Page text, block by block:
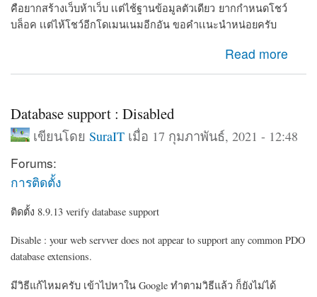
คือยากสร้างเว็บห้าเว็บ เเต่ไช้ฐานข้อมูลตัวเดียว ยากกำหนดโชว์
บล็อค เเต่ไห้โชว์อีกโดเมนเนมอีกอัน ขอคำเเนะนำหน่อยครับ
Read more
about กำหนดโชว์บล็อค อีกโดเมนเนมอีกอัน
Database support : Disabled
เขียนโดย SuraITเมื่อ 17 กุมภาพันธ์, 2021 - 12:48
Forums:
การติดตั้ง
ติดตั้ง 8.9.13 verify database support
Disable : your web servver does not appear to support any common PDO
database extensions.
มีวิธีแก้ไหมครับ เข้าไปหาใน Google ทำตามวิธีแล้ว ก็ยังไม่ได้